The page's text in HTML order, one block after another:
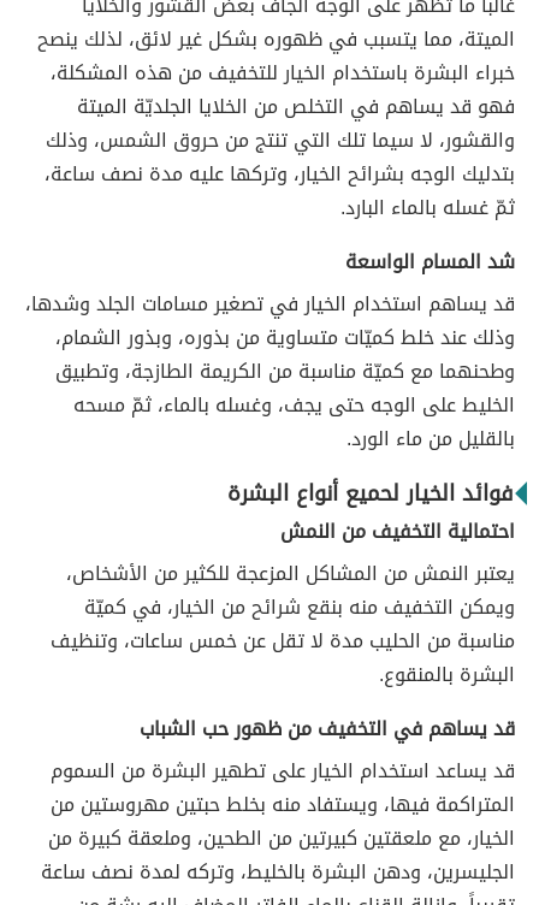
الميتة، مما يتسبب في ظهوره بشكل غير لائق، لذلك ينصح
خبراء البشرة باستخدام الخيار للتخفيف من هذه المشكلة،
فهو قد يساهم في التخلص من الخلايا الجلديّة الميتة
والقشور، لا سيما تلك التي تنتج من حروق الشمس، وذلك
بتدليك الوجه بشرائح الخيار، وتركها عليه مدة نصف ساعة،
ثمّ غسله بالماء البارد.
شد المسام الواسعة
قد يساهم استخدام الخيار في تصغير مسامات الجلد وشدها،
وذلك عند خلط كميّات متساوية من بذوره، وبذور الشمام،
وطحنهما مع كميّة مناسبة من الكريمة الطازجة، وتطبيق
الخليط على الوجه حتى يجف، وغسله بالماء، ثمّ مسحه
بالقليل من ماء الورد.
فوائد الخيار لحميع أنواع البشرة
احتمالية التخفيف من النمش
يعتبر النمش من المشاكل المزعجة للكثير من الأشخاص،
ويمكن التخفيف منه بنقع شرائح من الخيار، في كميّة
مناسبة من الحليب مدة لا تقل عن خمس ساعات، وتنظيف
البشرة بالمنقوع.
قد يساهم في التخفيف من ظهور حب الشباب
قد يساعد استخدام الخيار على تطهير البشرة من السموم
المتراكمة فيها، ويستفاد منه بخلط حبتين مهروستين من
الخيار، مع ملعقتين كبيرتين من الطحين، وملعقة كبيرة من
الجليسرين، ودهن البشرة بالخليط، وتركه لمدة نصف ساعة